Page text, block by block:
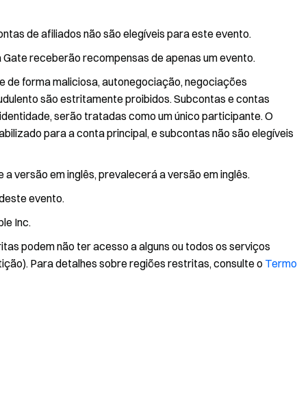
de afiliados não são elegíveis para este evento.
receberão recompensas de apenas um evento.
de forma maliciosa, autonegociação, negociações
são estritamente proibidos. Subcontas e contas
serão tratadas como um único participante. O
para a conta principal, e subcontas não são elegíveis
versão em inglês, prevalecerá a versão em inglês.
evento.
Inc.
podem não ter acesso a alguns ou todos os serviços
Para detalhes sobre regiões restritas, consulte o Termo